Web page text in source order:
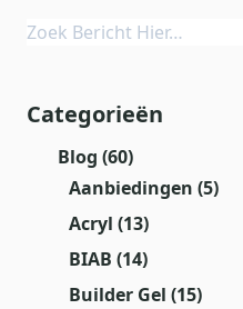
Categorieën
Blog (60)
Aanbiedingen (5)
Acryl (13)
BIAB (14)
Builder Gel (15)